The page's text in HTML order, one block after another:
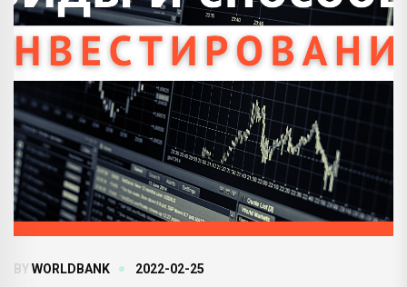
BYWORLDBANK 2022-02-25